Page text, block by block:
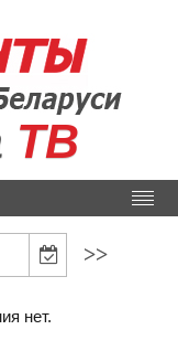
ТВ
>>
нет.